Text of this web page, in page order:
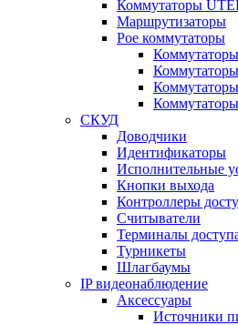
Коммутаторы
Маршрутизаторы
Poe коммутаторы
СКУД
Доводчики
Идентификаторы
Исполнительные
Кнопки выхода
Контроллеры
Считыватели
Терминалы
Турникеты
Шлагбаумы
IP видеонаблюдение
Аксессуары
Источники